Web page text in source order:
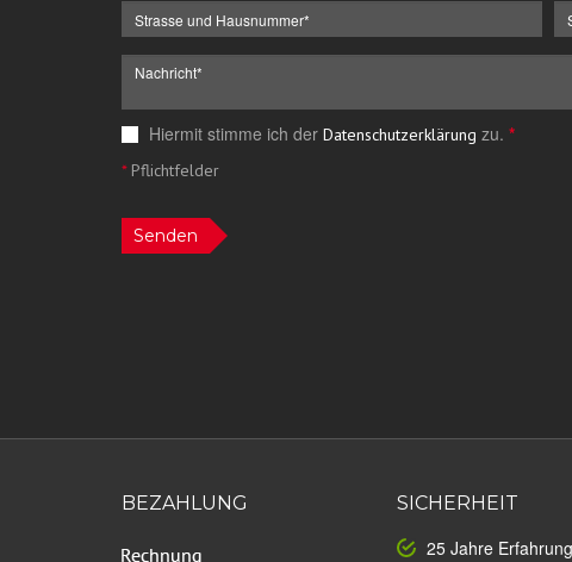
Hiermit stimme ich der Datenschutzerklärung zu. *
*Pflichtfelder
Senden
BEZAHLUNG SICHERHEIT
25 Jahre Erfahrung